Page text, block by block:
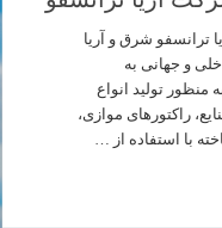
ترانسفو شرق و آریا
و جهانی به
منظور تولید انواع
راکتورهای موازی،
با استفاده از …